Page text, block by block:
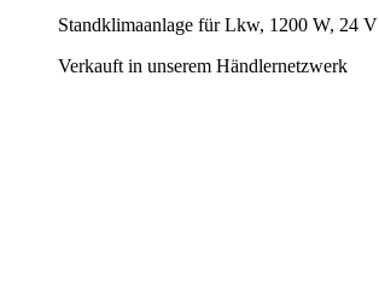
Standklimaanlage für Lkw, 1200 W, 24 V
Verkauft in unserem Händlernetzwerk